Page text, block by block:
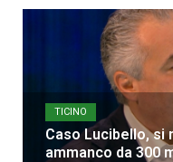
TICINO
Caso Lucibello, si
ammanco da 300